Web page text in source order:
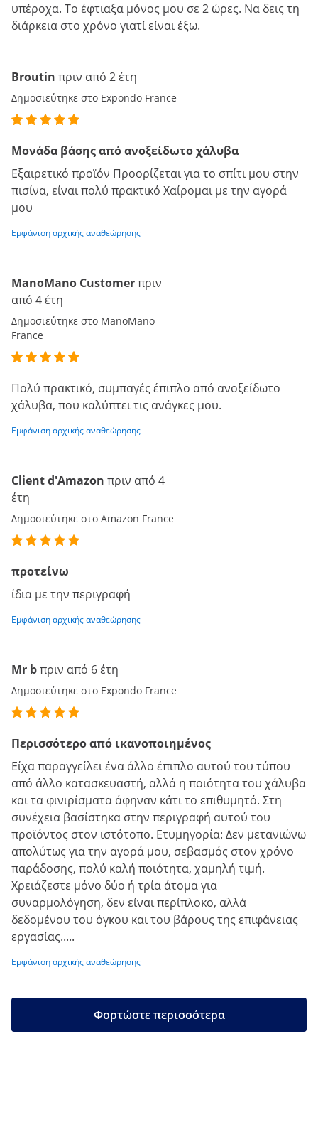
υπέροχα. Το έφτιαξα μόνος μου σε 2 ώρες. Να δεις τη
διάρκεια στο χρόνο γιατί είναι έξω.
Broutin πριν από 2 έτη
Δημοσιεύτηκε στο Expondo France
Μονάδα βάσης από ανοξείδωτο χάλυβα
Εξαιρετικό προϊόν Προορίζεται για το σπίτι μου στην
πισίνα, είναι πολύ πρακτικό Χαίρομαι με την αγορά
μου
Εμφάνιση αρχικής αναθεώρησης
ManoMano Customerπριν
από 4 έτη
Δημοσιεύτηκε στο ManoMano
France
Πολύ πρακτικό, συμπαγές έπιπλο από ανοξείδωτο
χάλυβα, που καλύπτει τις ανάγκες μου.
Εμφάνιση αρχικής αναθεώρησης
Client d'Amazon πριν από 4
έτη
Δημοσιεύτηκε στο Amazon France
προτείνω
ίδια με την περιγραφή
Εμφάνιση αρχικής αναθεώρησης
Mr bπριν από 6 έτη
Δημοσιεύτηκε στο Expondo France
Περισσότερο από ικανοποιημένος
Είχα παραγγείλει ένα άλλο έπιπλο αυτού του τύπου
από άλλο κατασκευαστή, αλλά η ποιότητα του χάλυβα
και τα φινιρίσματα άφηναν κάτι το επιθυμητό. Στη
συνέχεια βασίστηκα στην περιγραφή αυτού του
προϊόντος στον ιστότοπο. Ετυμηγορία: Δεν μετανιώνω
απολύτως για την αγορά μου, σεβασμός στον χρόνο
παράδοσης, πολύ καλή ποιότητα, χαμηλή τιμή.
Χρειάζεστε μόνο δύο ή τρία άτομα για
συναρμολόγηση, δεν είναι περίπλοκο, αλλά
δεδομένου του όγκου και του βάρους της επιφάνειας
εργασίας.....
Εμφάνιση αρχικής αναθεώρησης
Φορτώστε περισσότερα